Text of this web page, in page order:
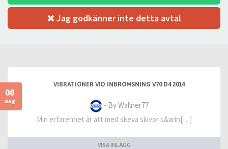
Jag godkänner inte detta avtal
08
aug
VIBRATIONER VID INBROMSNING V70 D4 2014
- By Wallner77
Min erfarenhet är att med skeva skivor s&arin[…]
VISA INLÄGG